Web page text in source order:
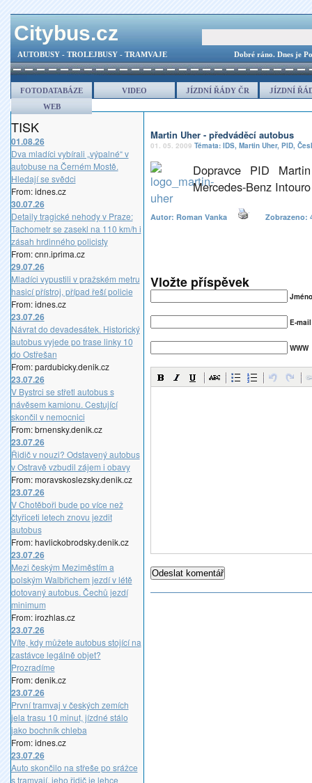
Citybus.cz
AUTOBUSY - TROLEJBUSY - TRAMVAJE Dobré ráno. Dnes je
FOTODATABÁZE VIDEO JÍZDNÍ ŘÁDY ČR
JÍZDNÍ
WEB
TISK
01.08.26
Dva mladíci vybírali „výpalné“ v
autobuse na Černém Mostě.
Hledají se svědci
From: idnes.cz
30.07.26
Detaily tragické nehody v Praze:
Tachometr se zasekl na 110 km/h i
zásah hrdinného policisty
From: cnn.iprima.cz
29.07.26
Mladíci vypustili v pražském metru
hasicí přístroj, případ řeší policie
From: idnes.cz
23.07.26
Návrat do devadesátek. Historický
autobus vyjede po trase linky 10
do Ostřešan
From: pardubicky.denik.cz
23.07.26
V Bystrci se střetl autobus s
návěsem kamionu. Cestující
skončil v nemocnici
From: brnensky.denik.cz
23.07.26
Řidič v nouzi? Odstavený autobus
v Ostravě vzbudil zájem i obavy
From: moravskoslezsky.denik.cz
23.07.26
V Chotěboři bude po více než
čtyřiceti letech znovu jezdit
autobus
From: havlickobrodsky.denik.cz
23.07.26
Mezi českým Meziměstím a
polským Walbřichem jezdí v létě
dotovaný autobus. Čechů jezdí
minimum
From: irozhlas.cz
23.07.26
Víte, kdy můžete autobus stojící na
zastávce legálně objet?
Prozradíme
From: denik.cz
23.07.26
První tramvaj v českých zemích
jela trasu 10 minut, jízdné stálo
jako bochník chleba
From: idnes.cz
23.07.26
Auto skončilo na střeše po srážce
s tramvají, jeho řidič je lehce
Martin Uher - předváděcí autobus
01. 05. 2009 Témata: IDS, Martin Uher, PID,
Dopravce PID
Mercedes-Benz
Autor: Roman Vanka
Vložte příspěvek
E-
WWW